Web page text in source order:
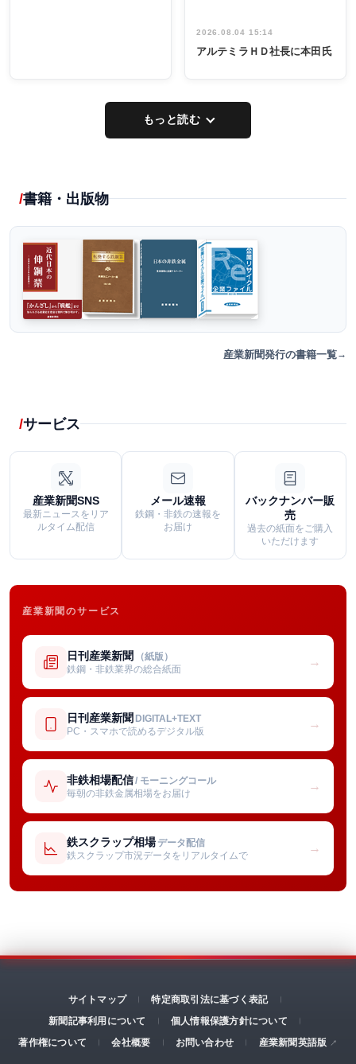
2026.08.04 15:14
アルテミラＨＤ社長に本田氏
もっと読む
書籍・出版物
産業新聞発行の書籍一覧
サービス
産業新聞SNS
最新ニュースをリア
ルタイム配信
メール速報
鉄鋼・非鉄の速報を
お届け
バックナンバー販
売
過去の紙面をご購入
いただけます
産業新聞のサービス
日刊産業新聞 （紙版）
鉄鋼・非鉄業界の総合紙面
→
日刊産業新聞 DIGITAL+TEXT
PC・スマホで読めるデジタル版
→
非鉄相場配信/ モーニングコール
毎朝の非鉄金属相場をお届け
→
鉄スクラップ相場 データ配信
鉄スクラップ市況データをリアルタイムで
→
サイトマップ
特定商取引法に基づく表記
新聞記事利用について
個人情報保護方針について
著作権について
会社概要 お問い合わせ 産業新聞英語版